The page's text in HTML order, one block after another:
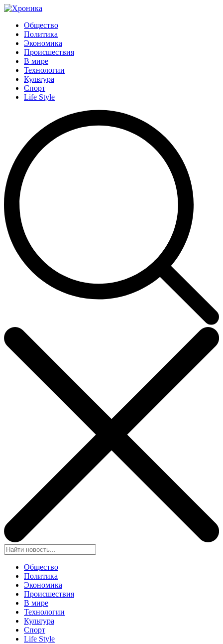
Общество
Политика
Экономика
Происшествия
В мире
Технологии
Культура
Спорт
Life Style
Общество
Политика
Экономика
Происшествия
В мире
Технологии
Культура
Спорт
Life Style